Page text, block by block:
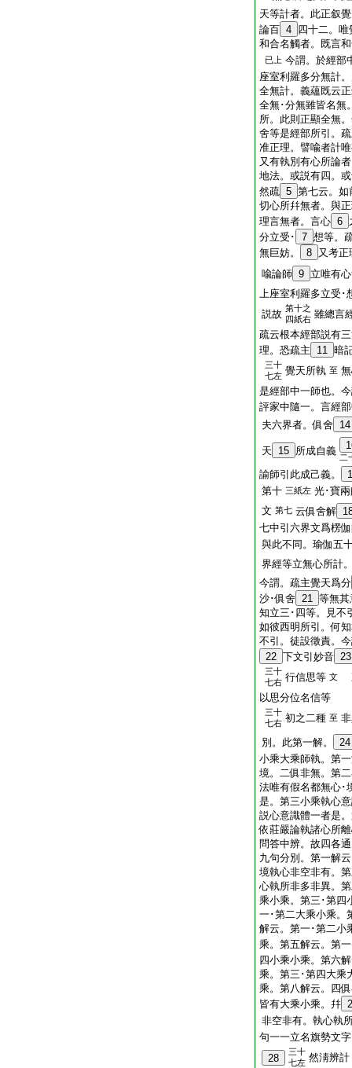
天等計者。此正叙
論百 4 四十二。
和合名觸者。既言
已上 今謂。於經部
座室利羅多分無計
全無計。義蘊既云
全無･分無雖皆名無
所。此則正顯全無
舍等是經部所引。
准正理。譬喩者計
又有執別有心所論
地法。或説有四。
然疏 5 第七云。如
切心所幷無者。與
理言無者。言心 6
分立受･
7 想等。
無巨妨。
8 又考正
喩論師 9 立唯有
上座室利羅多立受･
説故 第十之
四紙右 雖總言
疏云根本經部説有
理。恐疏主
11 暗
三十
七左 覺天所執 至
是經部中一師也。
評家中隨一。言經
夫六界者。俱舍 14
天 15 所成自義
二
諭師引此成己義。
第十 三紙左 光･寶
文 第七 云俱舍解
七中引六界文爲楞
與此不同。瑜伽五
界經等立無心所計
今謂。疏主覺天爲分
沙･俱舍 21 等無其
知立三･四等。見不
如彼西明所引。何
不引。徒設徵責。
22 下文引妙音 23
三十
七右 行信思等 文
以思分位名信等
三十
七右 初之二種 至
別。此第一解。
24
小乘大乘師執。第
境。二俱非無。第
法唯有假名都無心･
是。第三小乘執心
説心意識體一者是
依莊嚴論執諸心所
問答中辨。故四各
九句分別。第一解
境執心非空非有。
心執所非多非異。
乘小乘。第三･第四
一･第二大乘小乘。
解云。第一･第二小
乘。第五解云。第
四小乘小乘。第六
乘。第三･第四大乘
乘。第八解云。四
皆有大乘小乘。幷
非空非有。執心執
句一一立名旗勢文
28
三十
七左 然淸辨計